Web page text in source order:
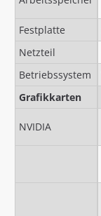
Festplatte
Netzteil
Betriebssystem
Grafikkarten
NVIDIA